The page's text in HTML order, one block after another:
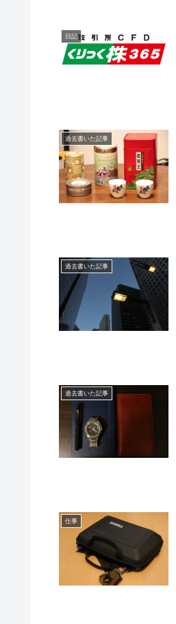
日記
過去書いた記事
過去書いた記事
過去書いた記事
仕事